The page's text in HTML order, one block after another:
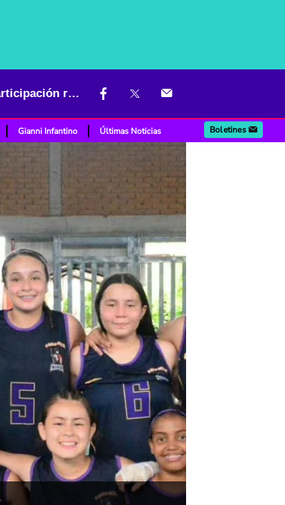
Inician las fases municipales de los Juegos Intercolegiados 2026 con participación récord de estudiantes en todo el país
Gianni Infantino Últimas Noticias Boletines